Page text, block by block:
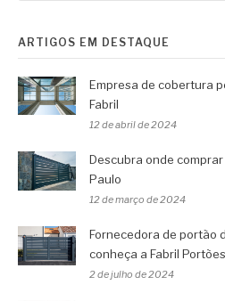
ARTIGOS EM DESTAQUE
Empresa de cobertura
Fabril
12 de abril de 2024
Descubra onde
Paulo
12 de março de 2024
Fornecedora de portão
conheça a Fabril Portões
2 de julho de 2024